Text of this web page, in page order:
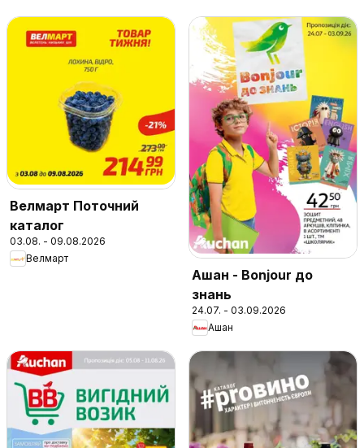
Велмарт Поточний
каталог
03.08. - 09.08.2026
Велмарт
Ашан - Bonjour до
знань
24.07. - 03.09.2026
Ашан